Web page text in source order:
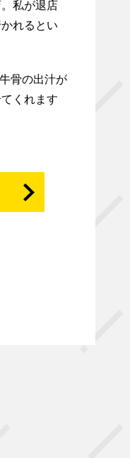
私が退店
れるとい
骨の出汁が
くれます